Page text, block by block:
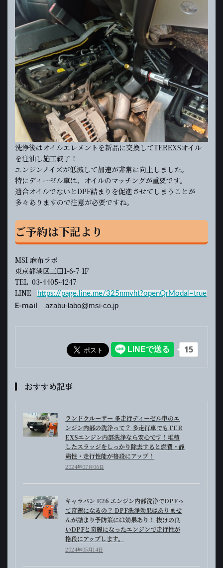
洗浄後はオイルエレメントを新品に交換してTEREXSオイル
を注油し施工終了！
エンジンノイズが低減して加速が非常に向上しました。
特にディーゼル車は、オイルのマッチングが重要です。
適合オイルでないとDPF詰まりを促進させてしまうことが
多々ありますので注意が必要ですね。
ご予約は下記より
MSI 麻布ラボ
東京都港区三田1-6-7 1F
TEL 03-4405-4247
LINE
https://page.line.me/325nmvht?openQrModal=true
E-mail azabu-labo@msi-co.jp
おすすめ記事
ランドクルーザー 多走行ディーゼル車のエ
ンジン内部の洗浄って？ 多走行車でもTER
EXSエンジン内部洗浄なら安心です！堆積
したスラッジをしっかり除去すると燃費・静
粛性・走行性能が格段にアップ！
2024年07月06日
キャラバン E26 エンジン内部洗浄でDPFっ
て奇麗になるの？ DPF洗浄効果はありませ
んが詰まり予防策には効果あり！ 抜けの良
いDPFと奇麗になったエンジンで走行性が
格段にアップします。
2024年05月14日